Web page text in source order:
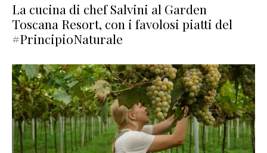
La cucina di chef Salvini al Garden
Toscana Resort, con i favolosi piatti del
#PrincipioNaturale